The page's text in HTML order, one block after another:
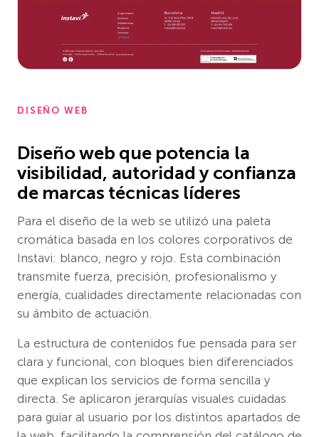
DISEÑO WEB
Diseño web que potencia la
visibilidad, autoridad y confianza
de marcas técnicas líderes
Para el diseño de la web se utilizó una paleta
cromática basada en los colores corporativos de
Instavi: blanco, negro y rojo. Esta combinación
transmite fuerza, precisión, profesionalismo y
energía, cualidades directamente relacionadas con
su ámbito de actuación.
La estructura de contenidos fue pensada para ser
clara y funcional, con bloques bien diferenciados
que explican los servicios de forma sencilla y
directa. Se aplicaron jerarquías visuales cuidadas
para guiar al usuario por los distintos apartados de